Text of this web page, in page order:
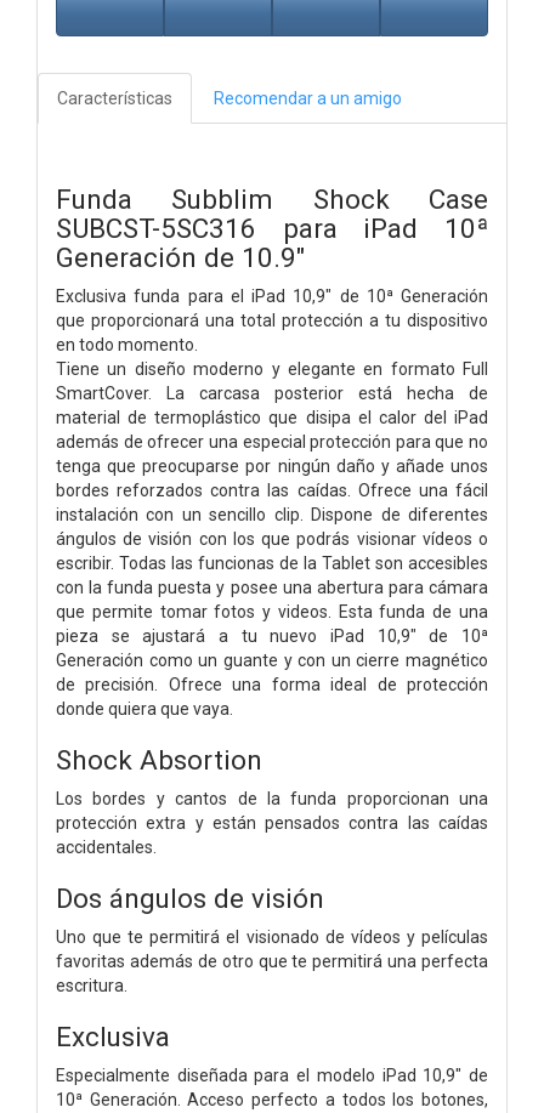
Características Recomendar a un amigo
Funda Subblim Shock Case
SUBCST-5SC316 para iPad 10ª
Generación de 10.9"
Exclusiva funda para el iPad 10,9" de 10ª Generación
que proporcionará una total protección a tu dispositivo
en todo momento.
Tiene un diseño moderno y elegante en formato Full
SmartCover. La carcasa posterior está hecha de
material de termoplástico que disipa el calor del iPad
además de ofrecer una especial protección para que no
tenga que preocuparse por ningún daño y añade unos
bordes reforzados contra las caídas. Ofrece una fácil
instalación con un sencillo clip. Dispone de diferentes
ángulos de visión con los que podrás visionar vídeos o
escribir. Todas las funcionas de la Tablet son accesibles
con la funda puesta y posee una abertura para cámara
que permite tomar fotos y videos. Esta funda de una
pieza se ajustará a tu nuevo iPad 10,9" de 10ª
Generación como un guante y con un cierre magnético
de precisión. Ofrece una forma ideal de protección
donde quiera que vaya.
Shock Absortion
Los bordes y cantos de la funda proporcionan una
protección extra y están pensados contra las caídas
accidentales.
Dos ángulos de visión
Uno que te permitirá el visionado de vídeos y películas
favoritas además de otro que te permitirá una perfecta
escritura.
Exclusiva
Especialmente diseñada para el modelo iPad 10,9" de
10ª Generación. Acceso perfecto a todos los botones,